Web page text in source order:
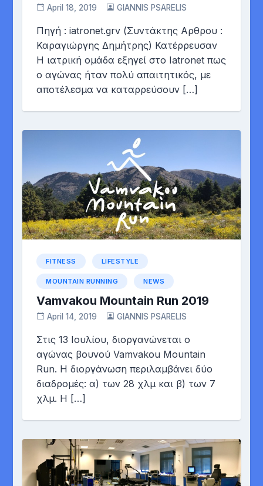
April 18, 2019 GIANNIS PSARELIS
Πηγή : iatronet.grv (Συντάκτης Αρθρου :
Καραγιώργης Δημήτρης) Κατέρρευσαν
Η ιατρική ομάδα εξηγεί στο Iatronet πως
ο αγώνας ήταν πολύ απαιτητικός, με
αποτέλεσμα να καταρρεύσουν […]
FITNESS LIFESTYLE
MOUNTAIN RUNNING NEWS
Vamvakou Mountain Run 2019
April 14, 2019 GIANNIS PSARELIS
Στις 13 Ιουλίου, διοργανώνεται ο
αγώνας βουνού Vamvakou Mountain
Run. Η διοργάνωση περιλαμβάνει δύο
διαδρομές: α) των 28 χλμ και β) των 7
χλμ. Η […]